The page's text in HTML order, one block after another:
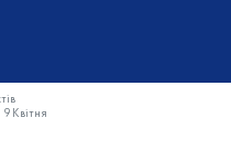
9 Квітня